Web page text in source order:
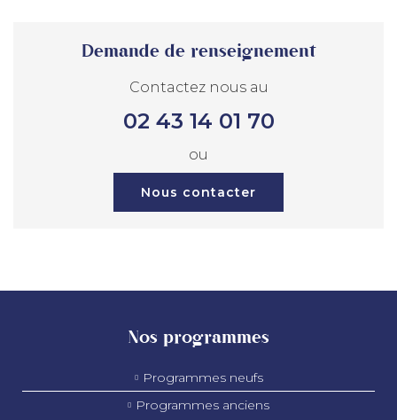
Demande de renseignement
Contactez nous au
02 43 14 01 70
ou
Nous contacter
Nos programmes
Programmes neufs
Programmes anciens